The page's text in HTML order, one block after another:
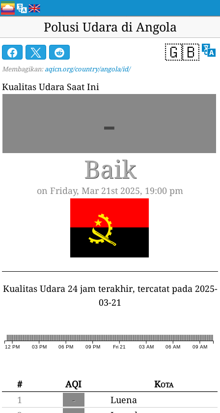
Polusi Udara di Angola
🇬🇧
Membagikan: aqicn.org/country/angola/id/
Kualitas Udara Saat Ini
-
Baik
on Friday, Mar 21st 2025, 19:00 pm
Kualitas Udara 24 jam terakhir, tercatat pada 2025-
03-21
12 PM 03 PM 06 PM 09 PM Fri 21 03 AM 06 AM 09 AM
# AQI
Kota
1
-
Luena